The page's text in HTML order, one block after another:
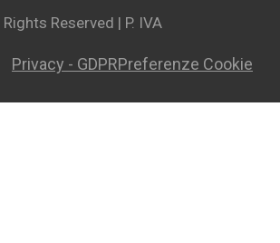
Reserved | P. IVA
Privacy - GDPRPreferenze Cookie